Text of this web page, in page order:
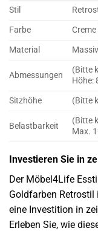
Stil
Farbe
Material
Abmessungen
(Bitte
Höhe:
Sitzhöhe
(Bitte
Belastbarkeit
(Bitte
Max.
Investieren Sie in
Der Möbel4Life
Goldfarben
eine Investition in
Erleben Sie, wie